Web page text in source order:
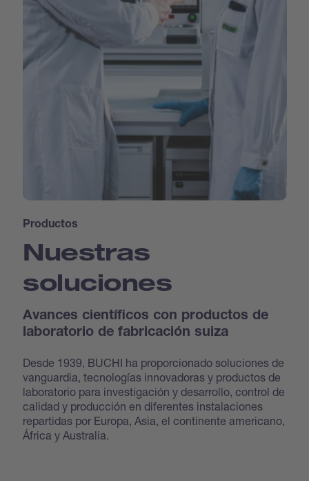
Productos
Nuestras
soluciones
Avances científicos con productos de
laboratorio de fabricación suiza
Desde 1939, BUCHI ha proporcionado soluciones de
vanguardia, tecnologías innovadoras y productos de
laboratorio para investigación y desarrollo, control de
calidad y producción en diferentes instalaciones
repartidas por Europa, Asia, el continente americano,
África y Australia.